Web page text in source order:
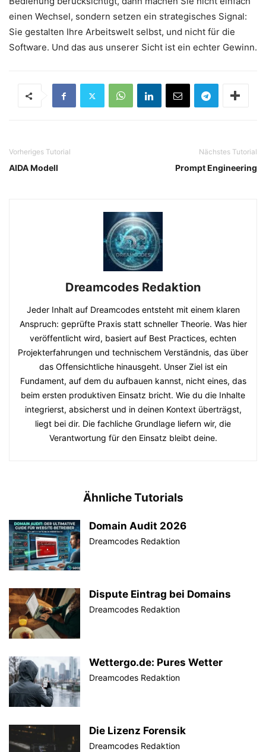
einen Wechsel, sondern setzen ein strategisches Signal:
Sie gestalten Ihre Arbeitswelt selbst, und nicht für die
Software. Und das aus unserer Sicht ist ein echter Gewinn.
Vorheriges Tutorial
AIDA Modell
Nächstes Tutorial
Prompt Engineering
Dreamcodes Redaktion
Jeder Inhalt auf Dreamcodes entsteht mit einem klaren
Anspruch: geprüfte Praxis statt schneller Theorie. Was hier
veröffentlicht wird, basiert auf Best Practices, echten
Projekterfahrungen und technischem Verständnis, das über
das Offensichtliche hinausgeht. Unser Ziel ist ein
Fundament, auf dem du aufbauen kannst, nicht eines, das
beim ersten produktiven Einsatz bricht. Wie du die Inhalte
integrierst, absicherst und in deinen Kontext überträgst,
liegt bei dir. Die fachliche Grundlage liefern wir, die
Verantwortung für den Einsatz bleibt deine.
Ähnliche Tutorials
Domain Audit 2026
Dreamcodes Redaktion
Dispute Eintrag bei Domains
Dreamcodes Redaktion
Wettergo.de: Pures Wetter
Dreamcodes Redaktion
Die Lizenz Forensik
Dreamcodes Redaktion